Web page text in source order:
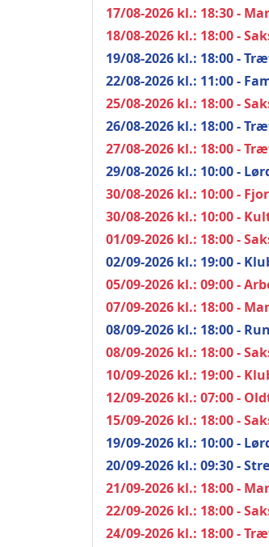
17/08-2026 kl.: 18:30 -
18/08-2026 kl.: 18:00 -
19/08-2026 kl.: 18:00 -
22/08-2026 kl.: 11:00 -
25/08-2026 kl.: 18:00 -
26/08-2026 kl.: 18:00 -
27/08-2026 kl.: 18:00 -
29/08-2026 kl.: 10:00 -
30/08-2026 kl.: 10:00 -
30/08-2026 kl.: 10:00 -
01/09-2026 kl.: 18:00 -
02/09-2026 kl.: 19:00 -
05/09-2026 kl.: 09:00 -
07/09-2026 kl.: 18:00 -
08/09-2026 kl.: 18:00 -
08/09-2026 kl.: 18:00 -
10/09-2026 kl.: 19:00 -
12/09-2026 kl.: 07:00 -
15/09-2026 kl.: 18:00 -
19/09-2026 kl.: 10:00 -
20/09-2026 kl.: 09:30 -
21/09-2026 kl.: 18:00 -
22/09-2026 kl.: 18:00 -
24/09-2026 kl.: 18:00 -